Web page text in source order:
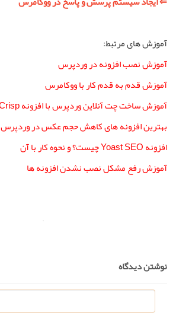
آموزش های مرتبط:
آموزش نصب افزونه در وردپرس
آموزش قدم به قدم کار با ووکامرس
آموزش ساخت چت آنلاین وردپرس با افزونه Crisp
بهترین افزونه های کاهش حجم عکس در وردپرس
افزونه Yoast SEO چیست؟ و نحوه کار با آن
آموزش رفع مشکل نصب نشدن افزونه ها
نوشتن دیدگاه